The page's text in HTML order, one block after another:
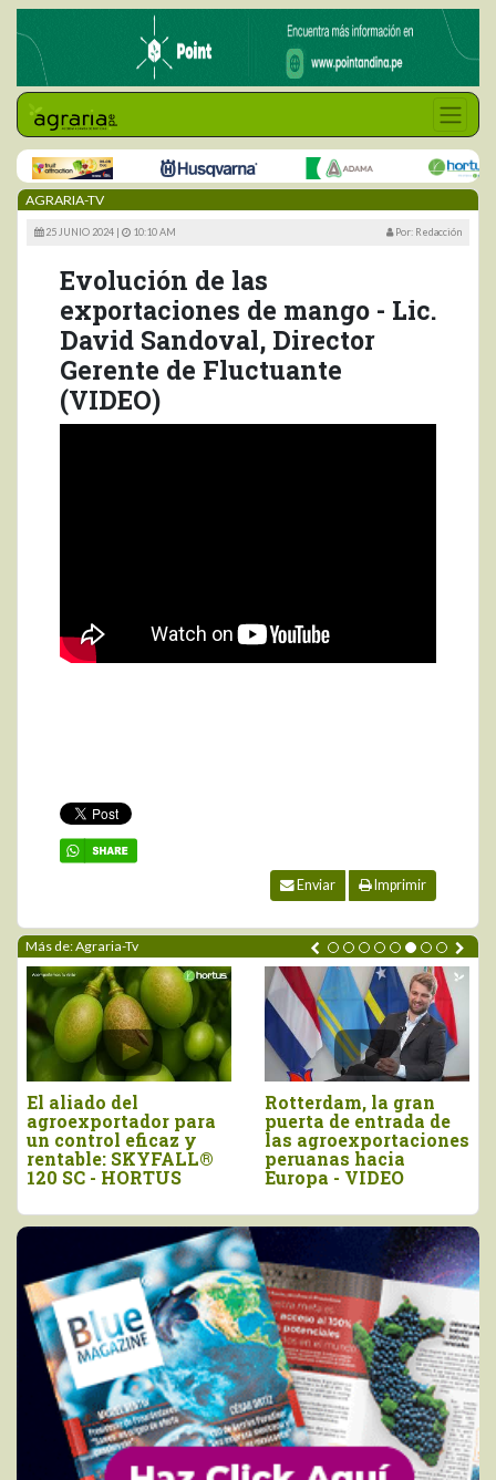
AGRARIA-TV
25 JUNIO 2024 | 10:10 AM Por: Redacción
Evolución de las
exportaciones de mango - Lic.
David Sandoval, Director
Gerente de Fluctuante
(VIDEO)
Enviar Imprimir
Más de: Agraria-Tv
El aliado del
agroexportador para
un control eficaz y
rentable: SKYFALL®
120 SC - HORTUS
Rotterdam, la gran
puerta de entrada de
las agroexportaciones
peruanas hacia
Europa - VIDEO